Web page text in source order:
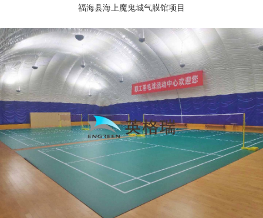
福海县海上魔鬼城气膜馆项目